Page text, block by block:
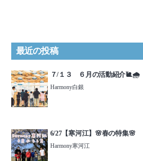
最近の投稿
７/１３ ６月の活動紹介🐌🌧️
Harmony白銀
6/27【寒河江】🌸春の特集🌸
Harmony寒河江